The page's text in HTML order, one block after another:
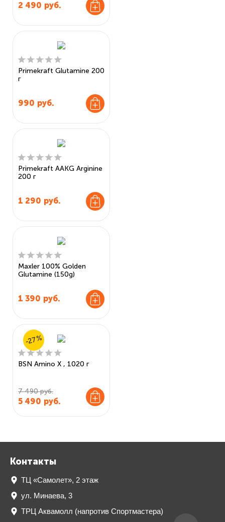
2 490 руб.
Primekraft Glutamine 200
г
990 руб.
Primekraft AAKG Arginine
200 г
1 290 руб.
Maxler 100% Golden
Glutamine (150g)
1 390 руб.
BSN Amino X , 1020 г
7 490 руб.
5 490 руб.
-27%
Контакты
ТЦ «Самолет», 2 этаж
ул. Минаева, 3
ТРЦ Аквамолл (напротив Спортмастера)